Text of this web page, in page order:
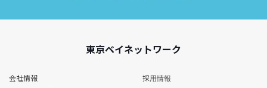
東京ベイネットワーク
会社情報
採用情報